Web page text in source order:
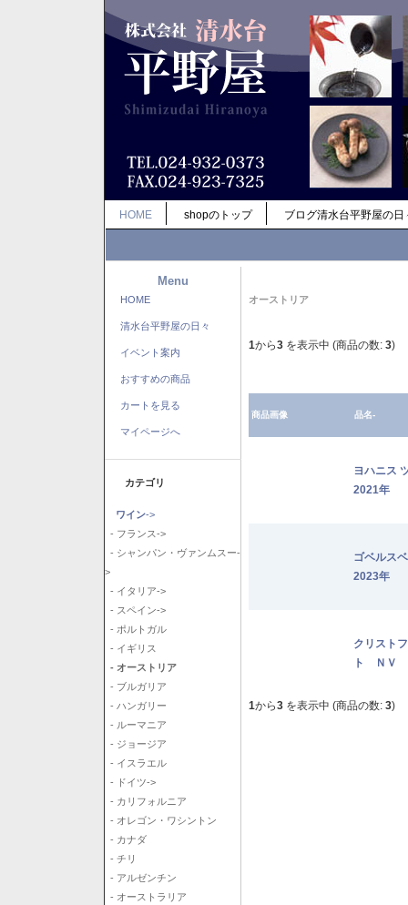
HOME shopのトップ ブログ清水台平野屋の日
Menu
HOME
清水台平野屋の日々
イベント案内
おすすめの商品
カートを見る
マイページへ
カテゴリ
ワイン->
- フランス->
- シャンパン・ヴァンムスー-
>
- イタリア->
- スペイン->
- ポルトガル
- イギリス
- オーストリア
- ブルガリア
- ハンガリー
- ルーマニア
- ジョージア
- イスラエル
- ドイツ->
- カリフォルニア
- オレゴン・ワシントン
- カナダ
- チリ
- アルゼンチン
- オーストラリア
オーストリア
1から3 を表示中 (商品の数: 3)
商品画像 品名-
ヨハニス
2021年
ゴベルス
2023年
クリスト
ト ＮＶ
1から3 を表示中 (商品の数: 3)